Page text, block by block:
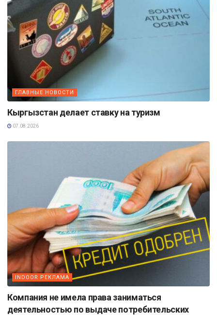
ГЛАВНЫЕ НОВОСТИ
Кыргызстан делает ставку на туризм
07.08.2026
INDOOR РЕКЛАМА
Компания не имела права заниматься
деятельностью по выдаче потребительских